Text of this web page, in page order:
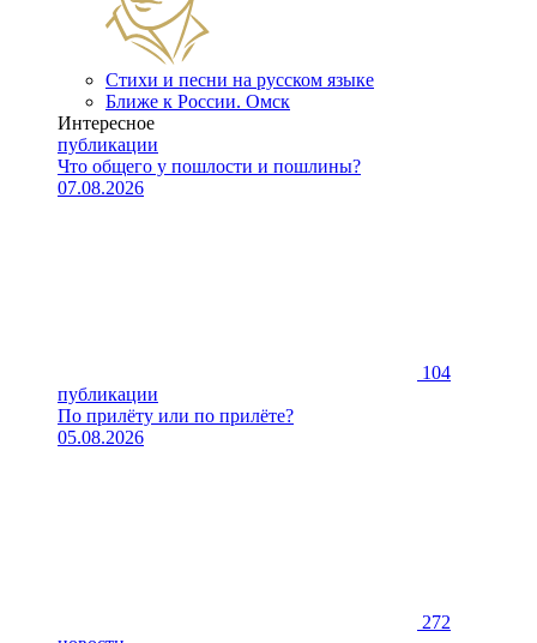
Стихи и песни на русском языке
Ближе к России. Омск
Интересное
публикации
Что общего у пошлости и пошлины?
07.08.2026
104
публикации
По прилёту или по прилёте?
05.08.2026
272